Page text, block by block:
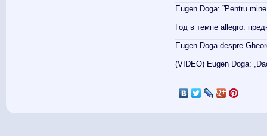
Eugen Doga: ”Pentru
Год в темпе allegro:
Eugen Doga despre
(VIDEO) Eugen Doga: